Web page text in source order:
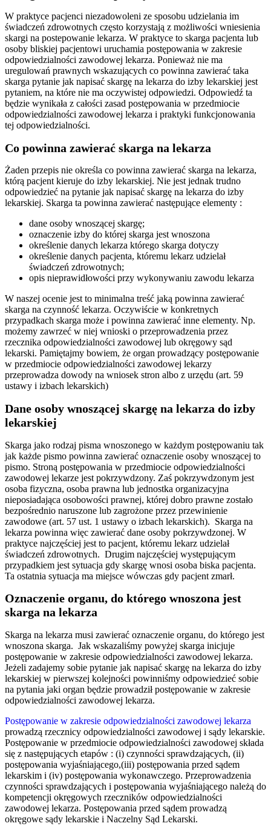
W praktyce pacjenci niezadowoleni ze sposobu udzielania im
świadczeń zdrowotnych często korzystają z możliwości wniesienia
skargi na postepowanie lekarza. W praktyce to skarga pacjenta lub
osoby bliskiej pacjentowi uruchamia postępowania w zakresie
odpowiedzialności zawodowej lekarza. Ponieważ nie ma
uregulowań prawnych wskazujących co powinna zawierać taka
skarga pytanie jak napisać skargę na lekarza do izby lekarskiej jest
pytaniem, na które nie ma oczywistej odpowiedzi. Odpowiedź ta
będzie wynikała z całości zasad postępowania w przedmiocie
odpowiedzialności zawodowej lekarza i praktyki funkcjonowania
tej odpowiedzialności.
Co powinna zawierać skarga na lekarza
Żaden przepis nie określa co powinna zawierać skarga na lekarza,
którą pacjent kieruje do izby lekarskiej. Nie jest jednak trudno
odpowiedzieć na pytanie jak napisać skargę na lekarza do izby
lekarskiej. Skarga ta powinna zawierać następujące elementy :
dane osoby wnoszącej skargę;
oznaczenie izby do której skarga jest wnoszona
określenie danych lekarza którego skarga dotyczy
określenie danych pacjenta, któremu lekarz udzielał
świadczeń zdrowotnych;
opis nieprawidłowości przy wykonywaniu zawodu lekarza
W naszej ocenie jest to minimalna treść jaką powinna zawierać
skarga na czynność lekarza. Oczywiście w konkretnych
przypadkach skarga może i powinna zawierać inne elementy. Np.
możemy zawrzeć w niej wnioski o przeprowadzenia przez
rzecznika odpowiedzialności zawodowej lub okręgowy sąd
lekarski. Pamiętajmy bowiem, że organ prowadzący postępowanie
w przedmiocie odpowiedzialności zawodowej lekarzy
przeprowadza dowody na wniosek stron albo z urzędu (art. 59
ustawy i izbach lekarskich)
Dane osoby wnoszącej skargę na lekarza do izby
lekarskiej
Skarga jako rodzaj pisma wnoszonego w każdym postępowaniu tak
jak każde pismo powinna zawierać oznaczenie osoby wnoszącej to
pismo. Stroną postępowania w przedmiocie odpowiedzialności
zawodowej lekarze jest pokrzywdzony. Zaś pokrzywdzonym jest
osoba fizyczna, osoba prawna lub jednostka organizacyjna
nieposiadająca osobowości prawnej, której dobro prawne zostało
bezpośrednio naruszone lub zagrożone przez przewinienie
zawodowe (art. 57 ust. 1 ustawy o izbach lekarskich). Skarga na
lekarza powinna więc zawierać dane osoby pokrzywdzonej. W
praktyce najczęściej jest to pacjent, któremu lekarz udzielał
świadczeń zdrowotnych. Drugim najczęściej występującym
przypadkiem jest sytuacja gdy skargę wnosi osoba biska pacjenta.
Ta ostatnia sytuacja ma miejsce wówczas gdy pacjent zmarł.
Oznaczenie organu, do którego wnoszona jest
skarga na lekarza
Skarga na lekarza musi zawierać oznaczenie organu, do którego jest
wnoszona skarga. Jak wskazaliśmy powyżej skarga inicjuje
postępowanie w zakresie odpowiedzialności zawodowej lekarza.
Jeżeli zadajemy sobie pytanie jak napisać skargę na lekarza do izby
lekarskiej w pierwszej kolejności powinniśmy odpowiedzieć sobie
na pytania jaki organ będzie prowadził postępowanie w zakresie
odpowiedzialności zawodowej lekarza.
Postępowanie w zakresie odpowiedzialności zawodowej lekarza
prowadzą rzecznicy odpowiedzialności zawodowej i sądy lekarskie.
Postępowanie w przedmiocie odpowiedzialności zawodowej składa
się z następujących etapów : (i) czynności sprawdzających, (ii)
postępowania wyjaśniającego,(iii) postępowania przed sądem
lekarskim i (iv) postępowania wykonawczego. Przeprowadzenia
czynności sprawdzających i postępowania wyjaśniającego należą do
kompetencji okręgowych rzeczników odpowiedzialności
zawodowej lekarza. Postępowania przed sądem prowadzą
okręgowe sądy lekarskie i Naczelny Sąd Lekarski.